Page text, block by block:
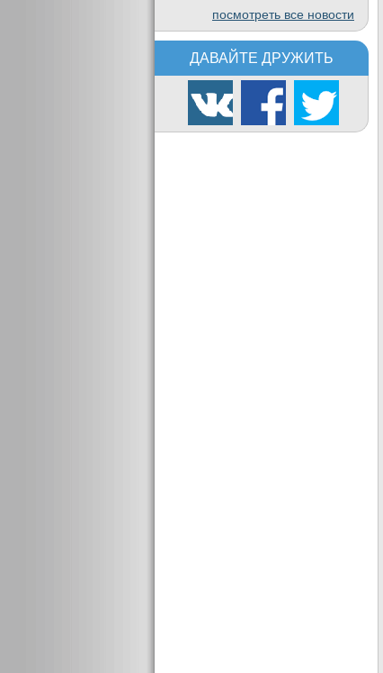
посмотреть все новости
ДАВАЙТЕ ДРУЖИТЬ